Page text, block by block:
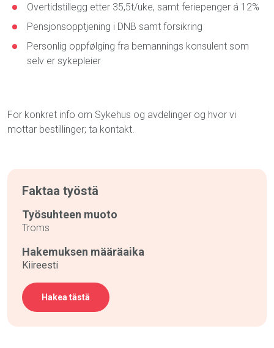
Overtidstillegg etter 35,5t/uke, samt feriepenger á 12%
Pensjonsopptjening i DNB samt forsikring
Personlig oppfølging fra bemannings konsulent som
selv er sykepleier
For konkret info om Sykehus og avdelinger og hvor vi
mottar bestillinger; ta kontakt.
Faktaa työstä
Työsuhteen muoto
Troms
Hakemuksen määräaika
Kiireesti
Hakea tästä